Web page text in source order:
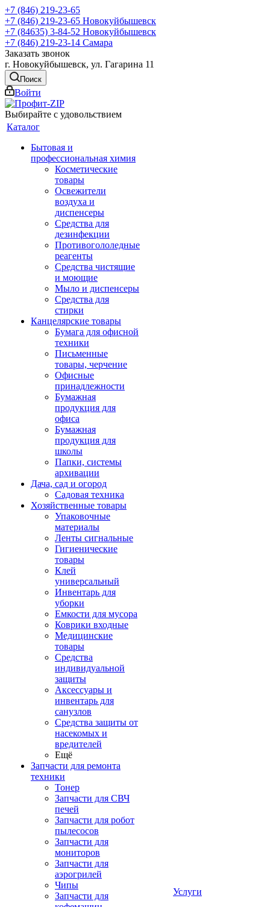
+7 (846) 219-23-65
+7 (846) 219-23-65 Новокуйбышевск
+7 (84635) 3-84-52 Новокуйбышевск
+7 (846) 219-23-14 Самара
Заказать звонок
г. Новокуйбышевск, ул. Гагарина 11
Поиск
Войти
Выбирайте с удовольствием
Каталог
Бытовая и
профессиональная химия
Косметические
товары
Освежители
воздуха и
диспенсеры
Средства для
дезинфекции
Противогололедные
реагенты
Средства чистящие
и моющие
Мыло и диспенсеры
Средства для
стирки
Канцелярские товары
Бумага для офисной
техники
Письменные
товары, черчение
Офисные
принадлежности
Бумажная
продукция для
офиса
Бумажная
продукция для
школы
Папки, системы
архивации
Дача, сад и огород
Садовая техника
Хозяйственные товары
Упаковочные
материалы
Ленты сигнальные
Гигиенические
товары
Клей
универсальный
Инвентарь для
уборки
Емкости для мусора
Коврики входные
Медицинские
товары
Средства
индивидуальной
защиты
Аксессуары и
инвентарь для
санузлов
Средства защиты от
насекомых и
вредителей
Ещё
Запчасти для ремонта
техники
Тонер
Запчасти для СВЧ
печей
Запчасти для робот
пылесосов
Запчасти для
мониторов
Запчасти для
аэрогрилей
Чипы
Запчасти для
Услуги